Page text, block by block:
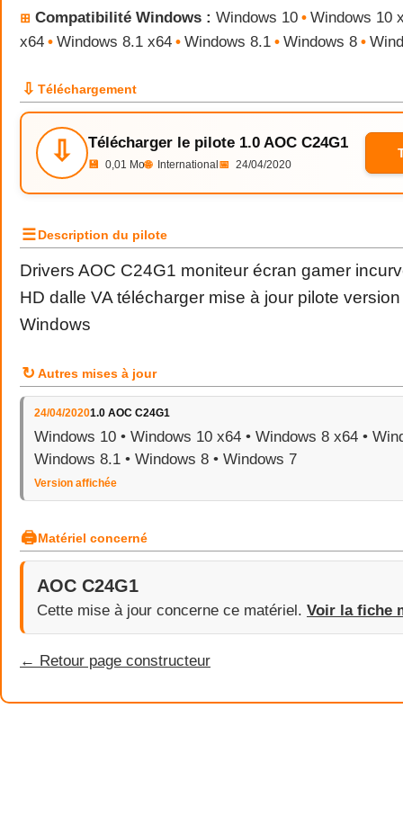
⊞ Compatibilité Windows : Windows 10 • Windows 10
x64 • Windows 8.1 x64 • Windows 8.1 • Windows 8 •
⇩ Téléchargement
⇩ Télécharger le pilote 1.0 AOC C24G1
💾 0,01 Mo🌐 International 📅 24/04/2020
☰Description du pilote
Drivers AOC C24G1 moniteur écran gamer
HD dalle VA télécharger mise à jour pilote
Windows
↻ Autres mises à jour
24/04/20201.0 AOC C24G1
Windows 10 • Windows 10 x64 • Windows 8 x64 •
Windows 8.1 • Windows 8 • Windows 7
Version affichée
🖨Matériel concerné
AOC C24G1
Cette mise à jour concerne ce matériel. Voir la fiche
← Retour page constructeur